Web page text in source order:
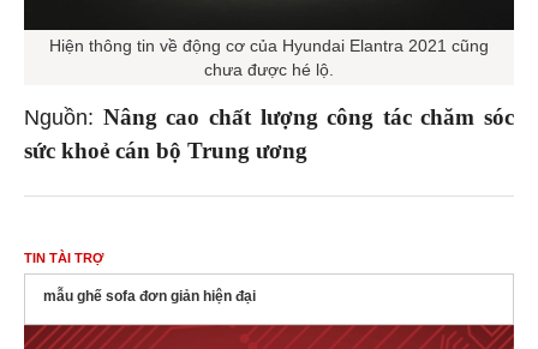
Hiện thông tin về động cơ của Hyundai Elantra 2021 cũng
chưa được hé lộ.
Nguồn: Nâng cao chất lượng công tác chăm sóc
sức khoẻ cán bộ Trung ương
TIN TÀI TRỢ
mẫu ghế sofa đơn giản hiện đại